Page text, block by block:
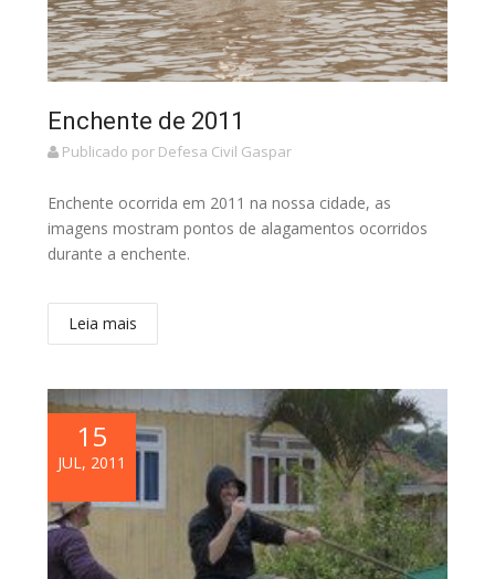
Enchente de 2011
Publicado por Defesa Civil Gaspar
Enchente ocorrida em 2011 na nossa cidade, as
imagens mostram pontos de alagamentos ocorridos
durante a enchente.
Leia mais
15
JUL, 2011